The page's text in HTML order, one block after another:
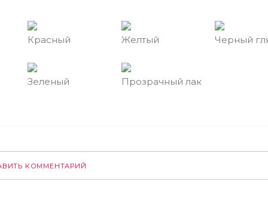
Красный Желтый Черный
Зеленый Прозрачный лак
КОММЕНТАРИЙ